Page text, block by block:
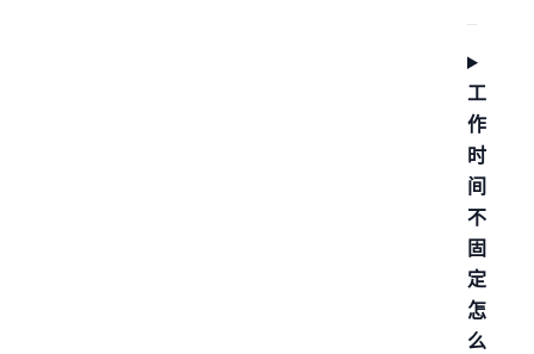
工
作
时
间
不
固
定
怎
么